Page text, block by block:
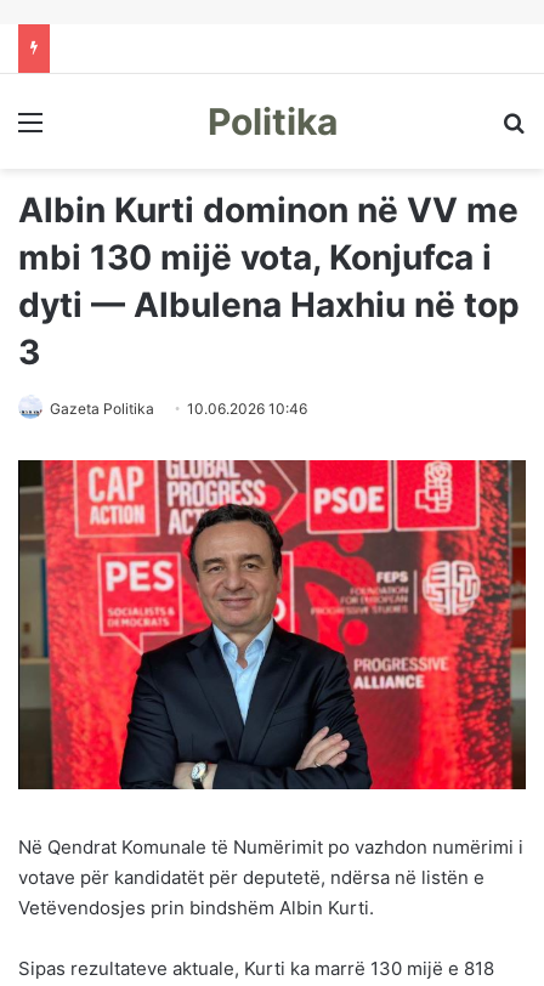
Menu Politika
Albin Kurti dominon në VV me
mbi 130 mijë vota, Konjufca i
dyti — Albulena Haxhiu në top
3
Gazeta Politika 10.06.2026 10:46
Në Qendrat Komunale të Numërimit po vazhdon numërimi i
votave për kandidatët për deputetë, ndërsa në listën e
Vetëvendosjes prin bindshëm Albin Kurti.
Sipas rezultateve aktuale, Kurti ka marrë 130 mijë e 818